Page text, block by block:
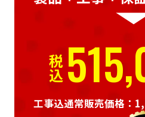
税込
工事込通常販売価格：